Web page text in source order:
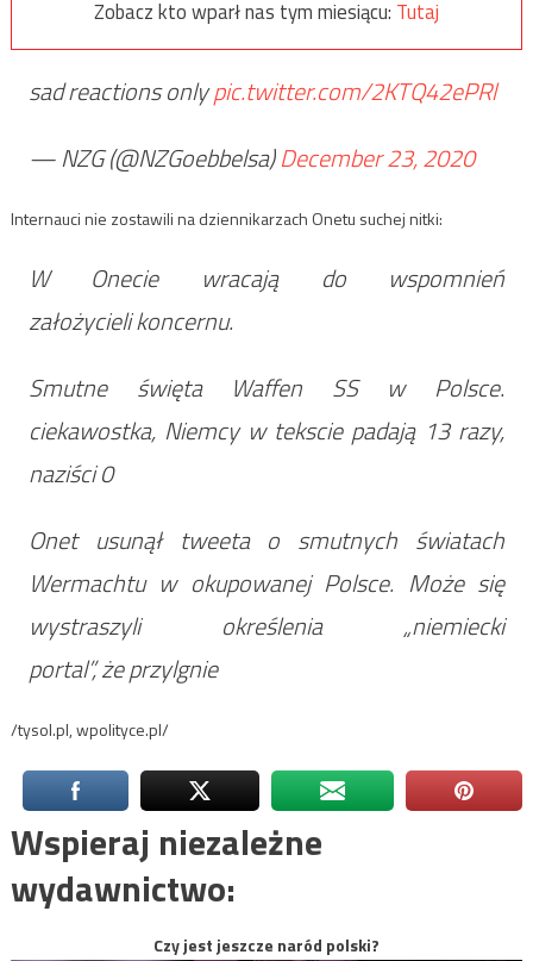
Zobacz kto wparł nas tym miesiącu: Tutaj
sad reactions onlypic.twitter.com/2KTQ42ePRl
— NZG (@NZGoebbelsa)December 23, 2020
Internauci nie zostawili na dziennikarzach Onetu suchej nitki:
W Onecie wracają do wspomnień
założycieli koncernu.
Smutne święta Waffen SS w Polsce.
ciekawostka, Niemcy w tekscie padają 13 razy,
naziści 0
Onet usunął tweeta o smutnych światach
Wermachtu w okupowanej Polsce. Może się
wystraszyli określenia „niemiecki
portal”, że przylgnie
/tysol.pl, wpolityce.pl/
Wspieraj niezależne
wydawnictwo:
Czy jest jeszcze naród polski?